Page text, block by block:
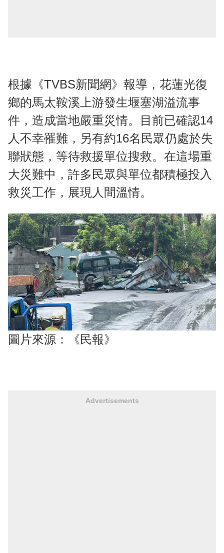
根據《TVBS新聞網》報導，花蓮光復
鄉的馬太鞍溪上游發生堰塞湖溢流事
件，造成當地嚴重災情。目前已確認14
人不幸罹難，另有約16名民眾仍處於失
聯狀態，等待救援單位搜救。在這場重
大災難中，許多民眾與單位都積極投入
救災工作，展現人間溫情。
圖片來源：《民報》
Advertisements